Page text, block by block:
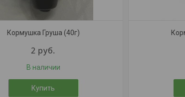
Кормушка Груша (40г)
2 руб.
В наличии
Купить